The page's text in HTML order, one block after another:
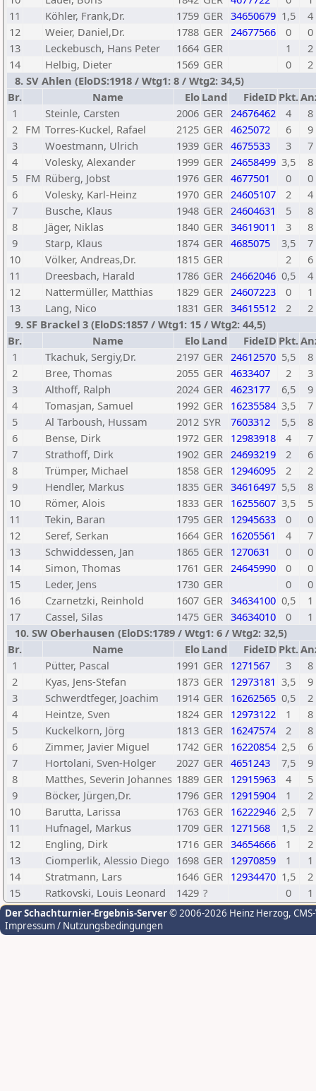
11
Köhler, Frank,Dr. 1759 GER 34650679 1,5
4
12
Weier, Daniel,Dr. 1788 GER 24677566 0
0
13
Leckebusch, Hans Peter 1664 GER 1
2
14
Helbig, Dieter 1569 GER 0
2
8. SV Ahlen (EloDS:1918 / Wtg1: 8 / Wtg2: 34,5)
Br.
Name Elo Land FideID Pkt.
1
Steinle, Carsten 2006 GER 24676462 4
8
2 FM Torres-Kuckel, Rafael 2125 GER 4625072 6
9
3
Woestmann, Ulrich 1939 GER 4675533 3
7
4
Volesky, Alexander 1999 GER 24658499 3,5
8
5 FM Rüberg, Jobst 1976 GER 4677501 0
0
6
Volesky, Karl-Heinz 1970 GER 24605107 2
4
7
Busche, Klaus 1948 GER 24604631 5
8
8
Jäger, Niklas 1840 GER 34619011 3
8
9
Starp, Klaus 1874 GER 4685075 3,5
7
10
Völker, Andreas,Dr. 1815 GER 2
6
11
Dreesbach, Harald 1786 GER 24662046 0,5
4
12
Nattermüller, Matthias 1829 GER 24607223 0
1
13
Lang, Nico 1831 GER 34615512 2
2
9. SF Brackel 3 (EloDS:1857 / Wtg1: 15 / Wtg2: 44,5)
Br.
Name Elo Land FideID Pkt.
1
Tkachuk, Sergiy,Dr. 2197 GER 24612570 5,5
8
2
Bree, Thomas 2055 GER 4633407 2
3
3
Althoff, Ralph 2024 GER 4623177 6,5
9
4
Tomasjan, Samuel 1992 GER 16235584 3,5
7
5
Al Tarboush, Hussam 2012 SYR 7603312 5,5
8
6
Bense, Dirk 1972 GER 12983918 4
7
7
Strathoff, Dirk 1902 GER 24693219 2
6
8
Trümper, Michael 1858 GER 12946095 2
2
9
Hendler, Markus 1835 GER 34616497 5,5
8
10
Römer, Alois 1833 GER 16255607 3,5
5
11
Tekin, Baran 1795 GER 12945633 0
0
12
Seref, Serkan 1664 GER 16205561 4
7
13
Schwiddessen, Jan 1865 GER 1270631 0
0
14
Simon, Thomas 1761 GER 24645990 0
0
15
Leder, Jens 1730 GER 0
0
16
Czarnetzki, Reinhold 1607 GER 34634100 0,5
1
17
Cassel, Silas 1475 GER 34634010 0
1
10. SW Oberhausen (EloDS:1789 / Wtg1: 6 / Wtg2: 32,5)
Br.
Name Elo Land FideID Pkt.
1
Pütter, Pascal 1991 GER 1271567 3
8
2
Kyas, Jens-Stefan 1873 GER 12973181 3,5
9
3
Schwerdtfeger, Joachim 1914 GER 16262565 0,5
2
4
Heintze, Sven 1824 GER 12973122 1
8
5
Kuckelkorn, Jörg 1813 GER 16247574 2
8
6
Zimmer, Javier Miguel 1742 GER 16220854 2,5
6
7
Hortolani, Sven-Holger 2027 GER 4651243 7,5
9
8
Matthes, Severin Johannes 1889 GER 12915963 4
5
9
Böcker, Jürgen,Dr. 1796 GER 12915904 1
2
10
Barutta, Larissa 1763 GER 16222946 2,5
7
11
Hufnagel, Markus 1709 GER 1271568 1,5
2
12
Engling, Dirk 1716 GER 34654666 1
2
13
Ciomperlik, Alessio Diego 1698 GER 12970859 1
1
14
Stratmann, Lars 1646 GER 12934470 1,5
2
15
Ratkovski, Louis Leonard 1429 ? 0 1
Der Schachturnier-Ergebnis-Server© 2006-2026 Heinz Herzog,
Impressum / Nutzungsbedingungen